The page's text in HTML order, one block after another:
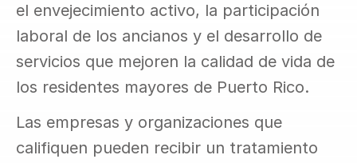
el envejecimiento activo, la participación
laboral de los ancianos y el desarrollo de
servicios que mejoren la calidad de vida de
los residentes mayores de Puerto Rico.
Las empresas y organizaciones que
califiquen pueden recibir un tratamiento